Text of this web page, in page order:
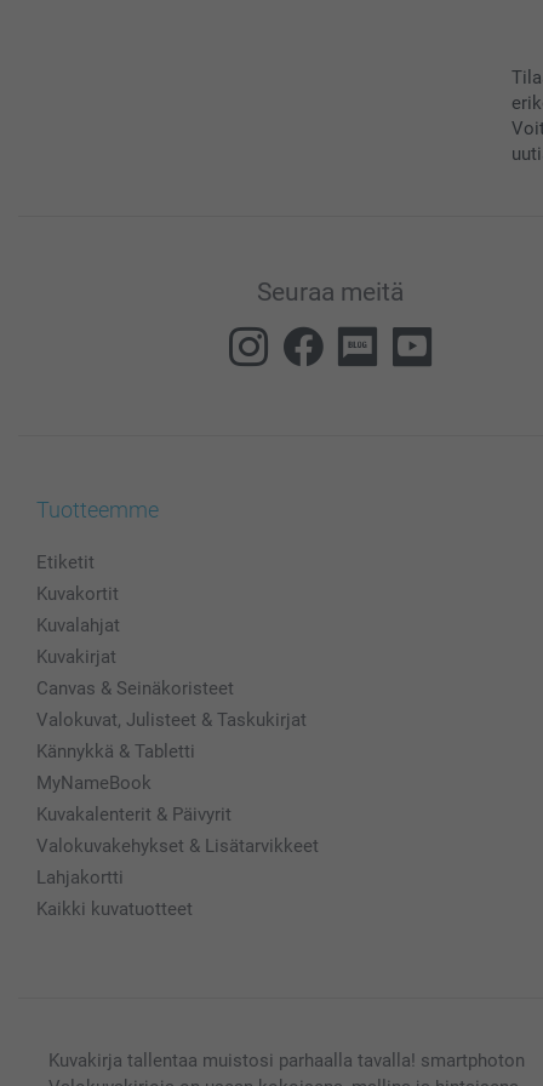
Seuraa meitä
Tuotteemme
Etiketit
Kuvakortit
Kuvalahjat
Kuvakirjat
Canvas & Seinäkoristeet
Valokuvat, Julisteet & Taskukirjat
Kännykkä & Tabletti
MyNameBook
Kuvakalenterit & Päivyrit
Valokuvakehykset & Lisätarvikkeet
Lahjakortti
Kaikki kuvatuotteet
Kuvakirja tallentaa muistosi parhaalla tavalla! smartphoton